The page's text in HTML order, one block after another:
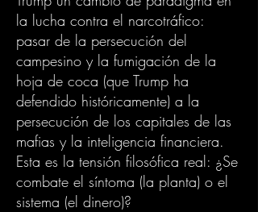
la lucha contra el narcotráfico:
pasar de la persecución del
campesino y la fumigación de la
hoja de coca (que Trump ha
defendido históricamente) a la
persecución de los capitales de las
mafias y la inteligencia financiera.
Esta es la tensión filosófica real: ¿Se
combate el síntoma (la planta) o el
sistema (el dinero)?